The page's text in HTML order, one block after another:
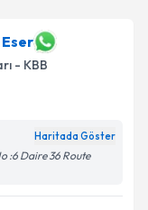
- KBB
Haritada Göster
:6 Daire 36 Route